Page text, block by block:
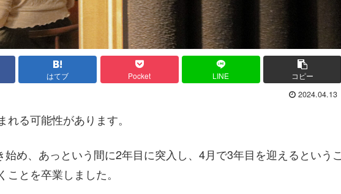
はてブ Pocket LINE コピー
2024.04.13
る可能性があります。
め、あっという間に2年目に突入し、4月で3年目を迎えるというこ
とを卒業しました。